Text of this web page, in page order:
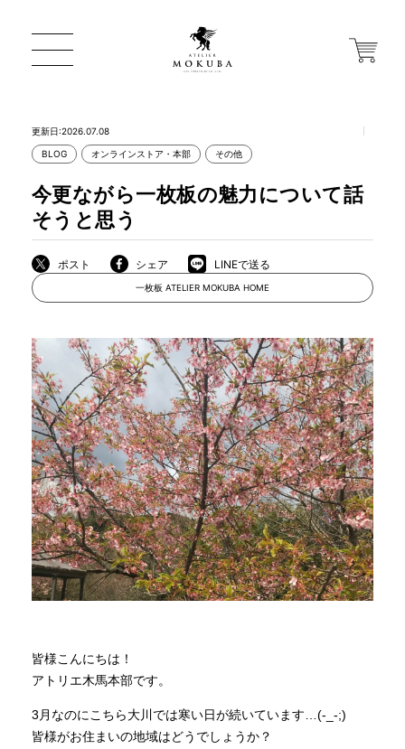
一枚板 ATELIER MOKUBA HOME
MOKUBA について
商品情報
直営店
イベント
全商品一覧
新入荷情報
更新日:2026.07.08
BLOG オンラインストア・本部 その他
今更ながら一枚板の魅力について話
そうと思う
ポスト シェア LINEで送る
一枚板 ATELIER MOKUBA HOME
皆様こんにちは！
アトリエ木馬本部です。
3月なのにこちら大川では寒い日が続いています…(-_-;)
皆様がお住まいの地域はどうでしょうか？